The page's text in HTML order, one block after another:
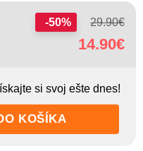
-50% 29.90€
14.90€
si svoj ešte dnes!
KOŠÍKA